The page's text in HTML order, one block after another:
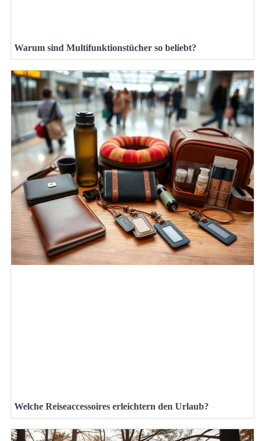
Warum sind Multifunktionstücher so beliebt?
Welche Reiseaccessoires erleichtern den Urlaub?